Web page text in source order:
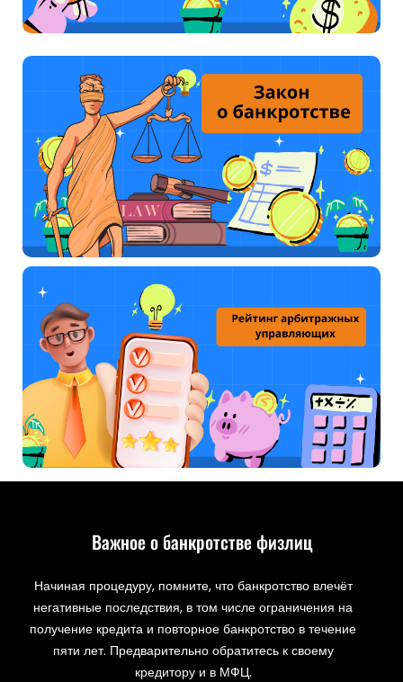
Важное о банкротстве физлиц
Начиная процедуру, помните, что банкротство влечёт
негативные последствия, в том числе ограничения на
получение кредита и повторное банкротство в течение
пяти лет. Предварительно обратитесь к своему
кредитору и в МФЦ.